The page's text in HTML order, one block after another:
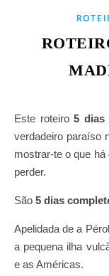
Este roteiro5 dias
verdadeiro paraíso
mostrar-te o que
perder.
São 5 dias
Apelidada de a
a pequena ilha
e as Américas.